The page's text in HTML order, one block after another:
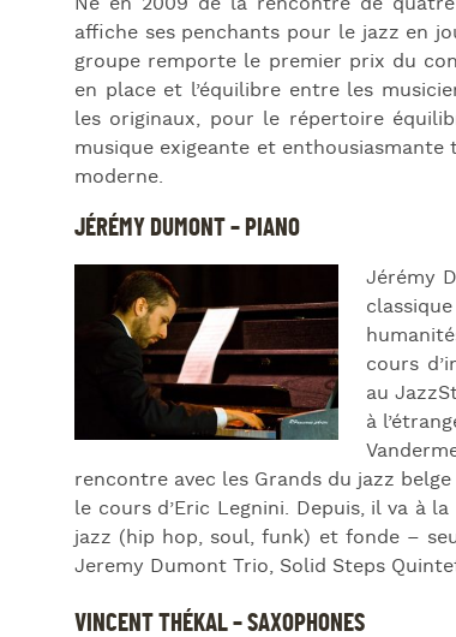
affiche ses penchants pour le jazz en
groupe remporte le premier prix du
en place et l’équilibre entre les
les originaux, pour le répertoire
musique exigeante et
moderne.
JÉRÉMY DUMONT – PIANO
Jérémy
cours
au
à
rencontre avec les Grands du jazz
le cours d’Eric Legnini. Depuis, il va à
jazz (hip hop, soul, funk) et fonde –
Jeremy Dumont Trio, Solid Steps
VINCENT THÉKAL – SAXOPHONES